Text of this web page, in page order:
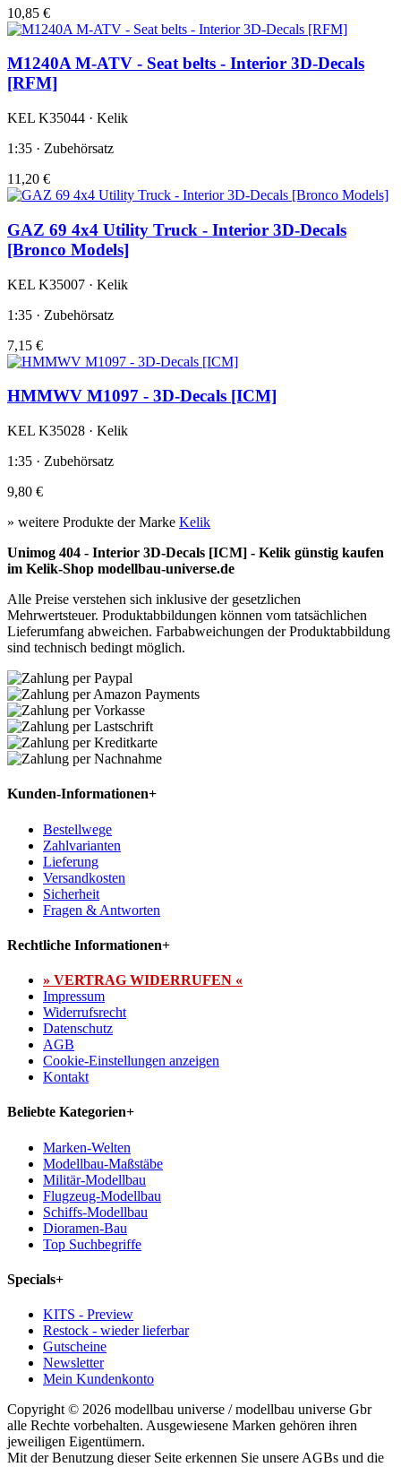
10,85 €
M1240A M-ATV - Seat belts - Interior 3D-Decals
[RFM]
KEL K35044 · Kelik
1:35 · Zubehörsatz
11,20 €
GAZ 69 4x4 Utility Truck - Interior 3D-Decals
[Bronco Models]
KEL K35007 · Kelik
1:35 · Zubehörsatz
7,15 €
HMMWV M1097 - 3D-Decals [ICM]
KEL K35028 · Kelik
1:35 · Zubehörsatz
9,80 €
» weitere Produkte der Marke Kelik
Unimog 404 - Interior 3D-Decals [ICM] - Kelik günstig kaufen
im Kelik-Shop modellbau-universe.de
Alle Preise verstehen sich inklusive der gesetzlichen
Mehrwertsteuer. Produktabbildungen können vom tatsächlichen
Lieferumfang abweichen. Farbabweichungen der Produktabbildung
sind technisch bedingt möglich.
Kunden-Informationen+
Bestellwege
Zahlvarianten
Lieferung
Versandkosten
Sicherheit
Fragen & Antworten
Rechtliche Informationen+
» VERTRAG WIDERRUFEN «
Impressum
Widerrufsrecht
Datenschutz
AGB
Cookie-Einstellungen anzeigen
Kontakt
Beliebte Kategorien+
Marken-Welten
Modellbau-Maßstäbe
Militär-Modellbau
Flugzeug-Modellbau
Schiffs-Modellbau
Dioramen-Bau
Top Suchbegriffe
Specials+
KITS - Preview
Restock - wieder lieferbar
Gutscheine
Newsletter
Mein Kundenkonto
Copyright © 2026 modellbau universe / modellbau universe Gbr
alle Rechte vorbehalten. Ausgewiesene Marken gehören ihren
jeweiligen Eigentümern.
Mit der Benutzung dieser Seite erkennen Sie unsere AGBs und die